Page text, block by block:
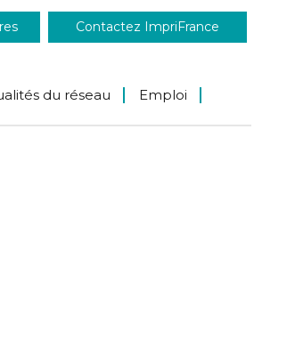
Contactez ImpriFrance
du réseau Emploi